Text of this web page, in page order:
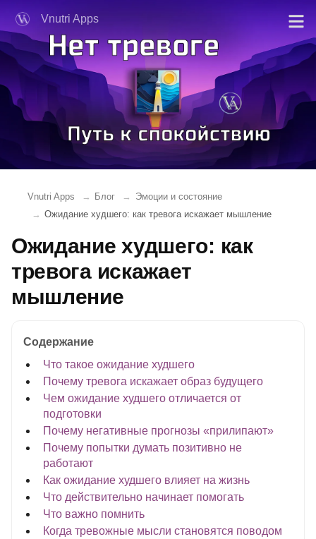
Vnutri Apps
Vnutri Apps Блог
Эмоции и состояние
Ожидание худшего: как тревога искажает мышление
Ожидание худшего: как
тревога искажает
мышление
Содержание
Что такое ожидание худшего
Почему тревога искажает образ будущего
Чем ожидание худшего отличается от
подготовки
Почему негативные прогнозы «прилипают»
Почему попытки думать позитивно не
работают
Как ожидание худшего влияет на жизнь
Что действительно начинает помогать
Что важно помнить
Когда тревожные мысли становятся поводом